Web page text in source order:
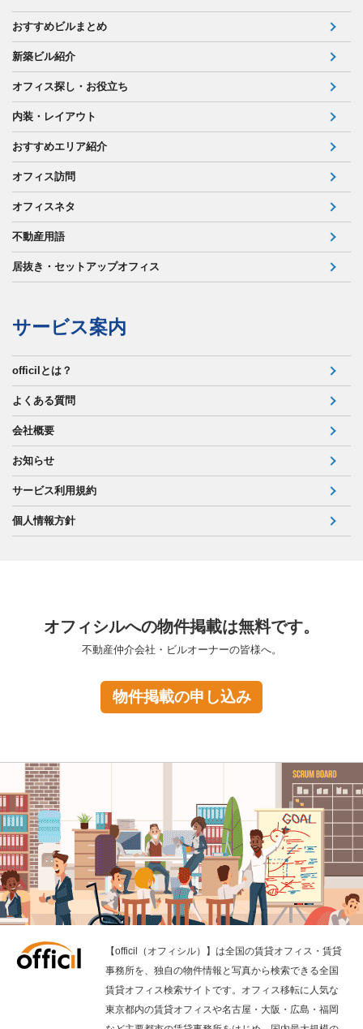
おすすめビルまとめ
新築ビル紹介
オフィス探し・お役立ち
内装・レイアウト
おすすめエリア紹介
オフィス訪問
オフィスネタ
不動産用語
居抜き・セットアップオフィス
サービス案内
officilとは？
よくある質問
会社概要
お知らせ
サービス利用規約
個人情報方針
オフィシルへの物件掲載は無料です。
不動産仲介会社・ビルオーナーの皆様へ。
物件掲載の申し込み
【officil（オフィシル）】は全国の賃貸オフィス・賃貸
事務所を、独自の物件情報と写真から検索できる全国
賃貸オフィス検索サイトです。オフィス移転に人気な
東京都内の賃貸オフィスや名古屋・大阪・広島・福岡